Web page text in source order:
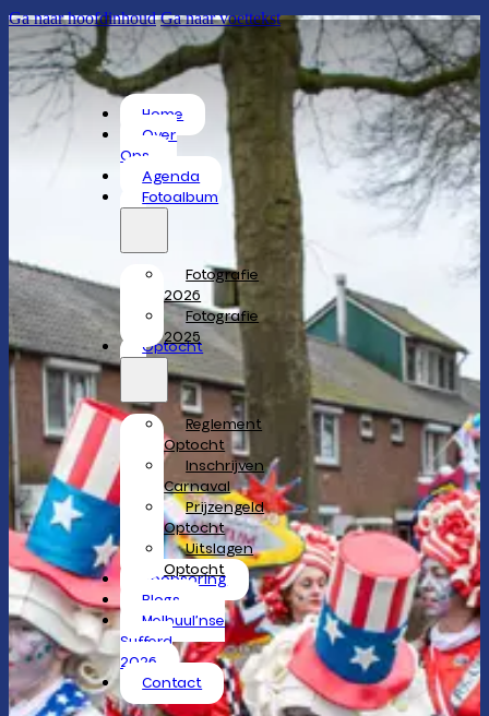
Ga naar hoofdinhoud Ga naar voettekst
Home
Over
Ons
Agenda
Fotoalbum
Fotografie
2026
Fotografie
2025
Optocht
Reglement
Optocht
Inschrijven
Carnaval
Prijzengeld
Optocht
Uitslagen
Optocht
Sponsoring
Blogs
Melbuul’nse
Sufferd
2026
Contact